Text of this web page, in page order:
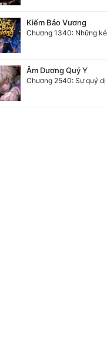
Kiếm Bảo Vương
Âm Dương Quỷ Y